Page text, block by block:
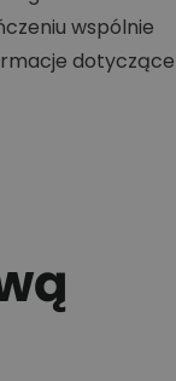
wspólnie
dotyczące